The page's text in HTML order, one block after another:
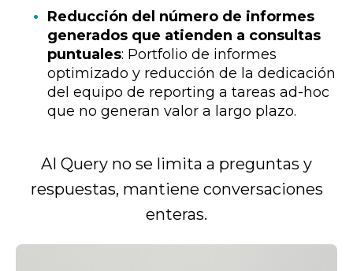
Reducción del número de informes
generados que atienden a consultas
puntuales: Portfolio de informes
optimizado y reducción de la dedicación
del equipo de reporting a tareas ad-hoc
que no generan valor a largo plazo.
AI Query no se limita a preguntas y
respuestas, mantiene conversaciones
enteras.